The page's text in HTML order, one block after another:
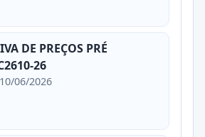
DE PREÇOS PRÉ
26
06/2026